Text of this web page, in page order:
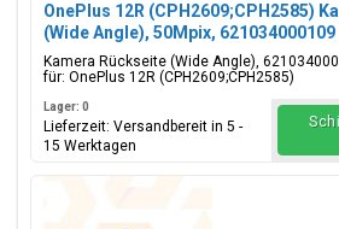
OnePlus 12R (CPH2609;CPH2585)
(Wide Angle), 50Mpix, 621034000109
Kamera Rückseite (Wide Angle),
für: OnePlus 12R (CPH2609;CPH2585)
Lager: 0
Lieferzeit: Versandbereit in 5 -
15 Werktagen